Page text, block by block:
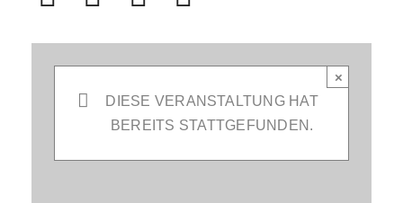
DIESE VERANSTALTUNG HAT
BEREITS STATTGEFUNDEN.
×